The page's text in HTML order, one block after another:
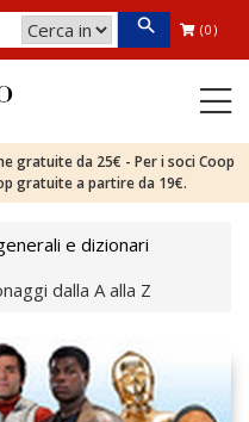
(0)
gratuite da 25€ - Per i soci Coop
gratuite a partire da 19€.
e dizionari
dalla A alla Z